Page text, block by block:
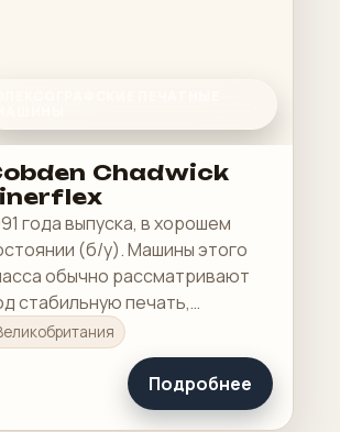
Chadwick
года выпуска, в хорошем
(б/у). Машины этого
обычно рассматривают
стабильную печать,
приладку и рабочую
в смене.
Подробнее